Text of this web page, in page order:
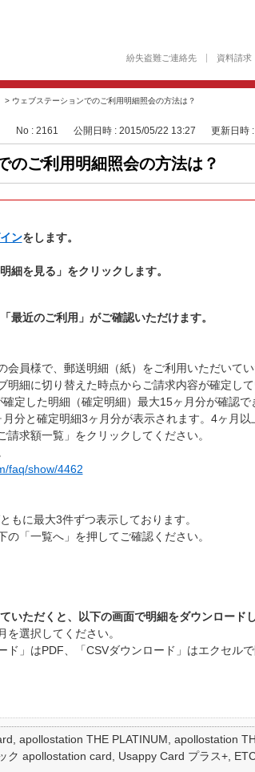
紛失盗難ご連絡先 資料請求
> ウェブステーションでのご利用明細照会の方法は？
No : 2161 公開日時 : 2015/05/22 13:27 更新日時
のご利用明細照会の方法は？
ンをします。
細を見る」をクリックします。
最近のご利用」がご確認いただけます。
会員様で、郵送明細（紙）をご利用いただいて
明細に切り替えた時点からご請求内容が確定し
定した明細（確定明細）最大15ヶ月分が確認で
分と確定明細3ヶ月分が表示されます。4ヶ月以
求額一覧」をクリックしてください。
faq/show/4462
に最大3件ずつ表示しております。
「一覧へ」を押してご確認ください。
いただくと、以下の画面で明細をダウンロード
選択してください。
はPDF、「CSVダウンロード」はエクセルで
apollostation THE PLATINUM, apollostation
ク apollostation card, Usappy Card プラス+,